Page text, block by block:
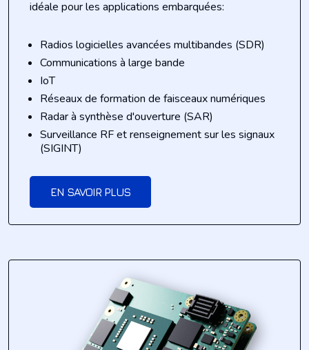
idéale pour les applications embarquées:
Radios logicielles avancées multibandes (SDR)
Communications à large bande
IoT
Réseaux de formation de faisceaux numériques
Radar à synthèse d'ouverture (SAR)
Surveillance RF et renseignement sur les signaux
(SIGINT)
EN SAVOIR PLUS